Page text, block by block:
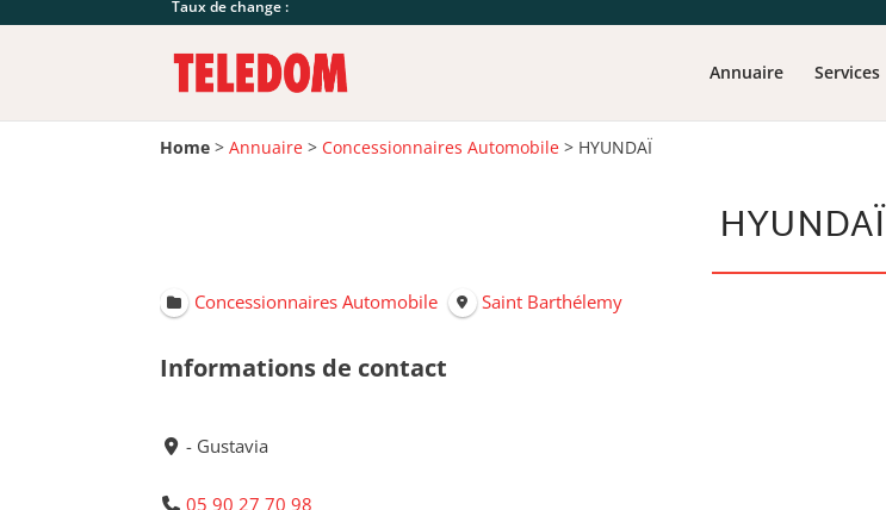
Taux de change :
Annuaire Services
Home >Annuaire > Concessionnaires Automobile > HYUNDAÏ
HYUNDAÏ
Concessionnaires Automobile Saint Barthélemy
Informations de contact
- Gustavia
05 90 27 70 98